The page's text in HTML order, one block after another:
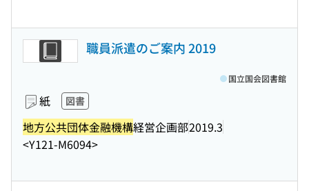
職員派遣のご案内 2019
紙 図書
地方公共団体金融機構経営企画部2019.3
<Y121-M6094>
国立国会図書館